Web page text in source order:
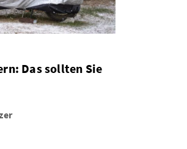
Das sollten Sie